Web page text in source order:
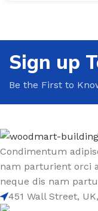
Sign up
Be the First to
Condimentum
nam parturient orci
neque dis nam
451 Wall Street,